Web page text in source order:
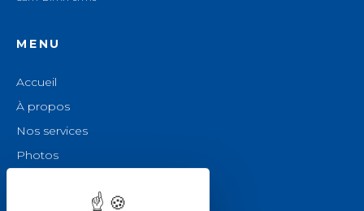
MENU
Accueil
À propos
Nos services
Photos